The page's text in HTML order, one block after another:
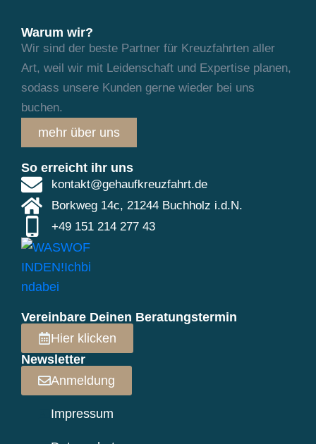
Warum wir?
Wir sind der beste Partner für Kreuzfahrten aller
Art, weil wir mit Leidenschaft und Expertise planen,
sodass unsere Kunden gerne wieder bei uns
buchen.
mehr über uns
So erreicht ihr uns
kontakt@gehaufkreuzfahrt.de
Borkweg 14c, 21244 Buchholz i.d.N.
+49 151 214 277 43
Vereinbare Deinen Beratungstermin
Hier klicken
Newsletter
Anmeldung
Impressum